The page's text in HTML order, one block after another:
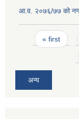
आ.व. २०७६/७७ को
Pages
« first
अन्य